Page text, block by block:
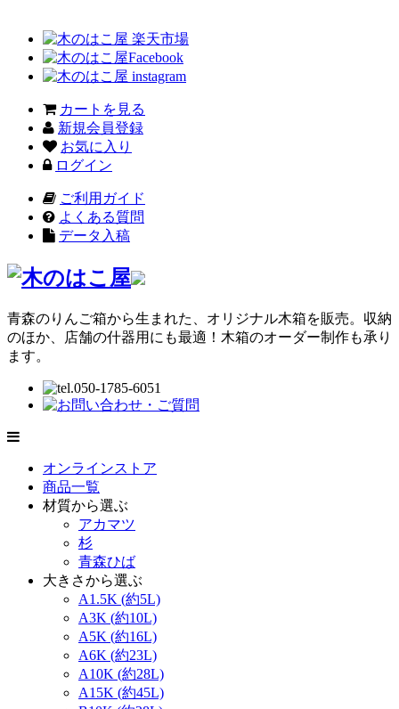
カートを見る
新規会員登録
お気に入り
ログイン
ご利用ガイド
よくある質問
データ入稿
青森のりんご箱から生まれた、オリジナル木箱を販売。収納
のほか、店舗の什器用にも最適！木箱のオーダー制作も承り
ます。
オンラインストア
商品一覧
材質から選ぶ
アカマツ
杉
青森ひば
大きさから選ぶ
A1.5K (約5L)
A3K (約10L)
A5K (約16L)
A6K (約23L)
A10K (約28L)
A15K (約45L)